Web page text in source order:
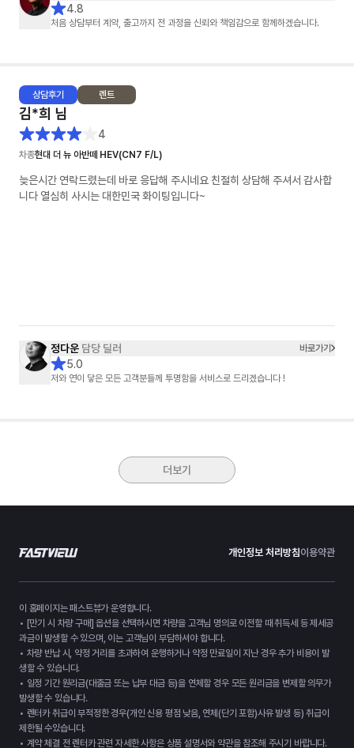
4.8
처음 상담부터 계약, 출고까지 전 과정을 신뢰와 책임감으로 함께하겠습니다.
상담후기 렌트
김*희 님
4
차종현대 더 뉴 아반떼 HEV(CN7 F/L)
늦은시간 연락드렸는데 바로 응답해 주시네요 친절히 상담해 주셔서 감사합
니다 열심히 사시는 대한민국 화이팅입니다~
정다운 담당 딜러 바로가기
5.0
저와 연이 닿은 모든 고객분들께 투명함을 서비스로 드리겠습니다 !
더보기
개인정보 처리방침이용약관
이 홈페이지는 패스트뷰가 운영합니다.
• [만기 시 차량 구매] 옵션을 선택하시면 차량을 고객님 명의로 이전할 때 취득세 등 제세공
과금이 발생할 수 있으며, 이는 고객님이 부담하셔야 합니다.
• 차량 반납 시, 약정 거리를 초과하여 운행하거나 약정 만료일이 지난 경우 추가 비용이 발
생할 수 있습니다.
• 일정 기간 원리금(대출금 또는 납부 대금 등)을 연체할 경우 모든 원리금을 변제할 의무가
발생할 수 있습니다.
• 렌터카 취급이 부적정한 경우(개인 신용 평점 낮음, 연체(단기 포함)사유 발생 등) 취급이
제한될 수있습니다.
• 계약 체결 전 렌터카 관련 자세한 사항은 상품 설명서와 약관을 참조해 주시기 바랍니다.